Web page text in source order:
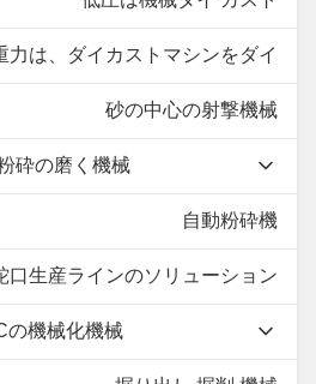
力は、ダイカストマシンをダイ
砂の中心の射撃機械
砕の磨く機械
自動粉砕機
口生産ラインのソリューション
の機械化機械